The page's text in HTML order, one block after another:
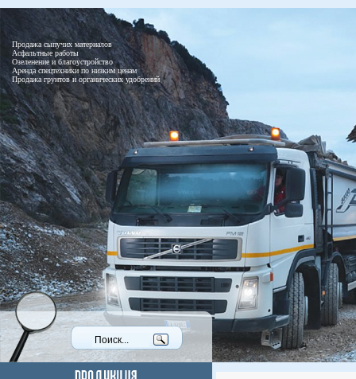
Продажа сыпучих материалов
Асфальтные работы
Озеленение и благоустройство
Аренда спецтехники по низким ценам
Продажа грунтов и органических удобрений